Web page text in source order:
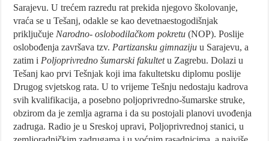
Sarajevu. U trećem razredu rat prekida njegovo školovanje,
vraća se u Tešanj, odakle se kao devetnaestogodišnjak
priključuje Narodno- oslobodilačkom pokretu (NOP). Poslije
oslobođenja završava tzv. Partizansku gimnaziju u Sarajevu, a
zatim i Poljoprivredno šumarski fakultetu Zagrebu. Dolazi u
Tešanj kao prvi Tešnjak koji ima fakultetsku diplomu poslije
Drugog svjetskog rata. U to vrijeme Tešnju nedostaju kadrova
svih kvalifikacija, a posebno poljoprivredno-šumarske struke,
obzirom da je zemlja agrarna i da su postojali planovi uvođenja
zadruga. Radio je u Sreskoj upravi, Poljoprivrednoj stanici, u